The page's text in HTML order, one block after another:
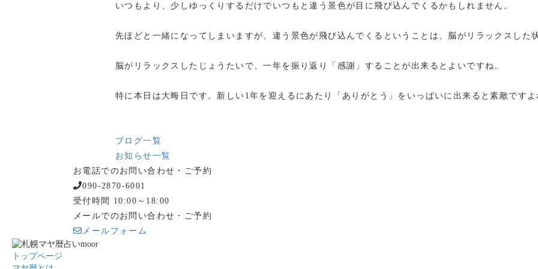
いつもより、少しゆっくりするだけでいつもと違う景色が目に飛び込んでくるかもしれません。
先ほどと一緒になってしまいますが、違う景色が飛び込んでくるということは、脳がリラックスした
脳がリラックスしたじょうたいで、一年を振り返り「感謝」することが出来るとよいですね。
特に本日は大晦日です。新しい1年を迎えるにあたり「ありがとう」をいっぱいに出来ると素敵ですよ
ブログ一覧
お知らせ一覧
お電話でのお問い合わせ・ご予約
090-2870-6001
受付時間 10:00～18:00
メールでのお問い合わせ・ご予約
メールフォーム
トップページ